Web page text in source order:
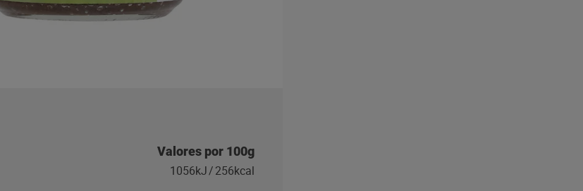
Valores por 100g
1056kJ/256kcal